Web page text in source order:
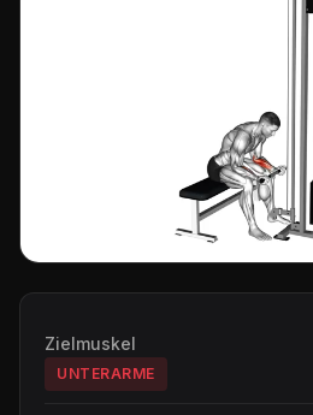
Zielmuskel
UNTERARME